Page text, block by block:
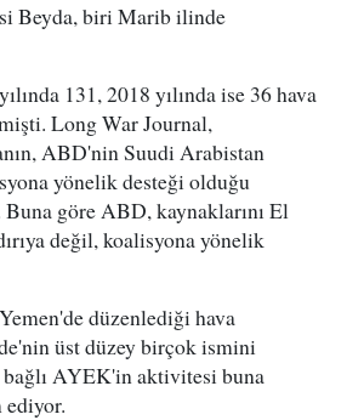
Beyda, biri Marib ilinde
131, 2018 yılında ise 36 hava
Long War Journal,
ABD'nin Suudi Arabistan
yönelik desteği olduğu
göre ABD, kaynaklarını El
değil, koalisyona yönelik
düzenlediği hava
üst düzey birçok ismini
AYEK'in aktivitesi buna
ediyor.